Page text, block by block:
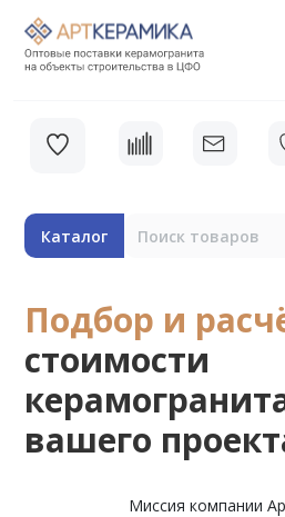
Каталог
Подбор и
стоимости
вашего
Миссия компании